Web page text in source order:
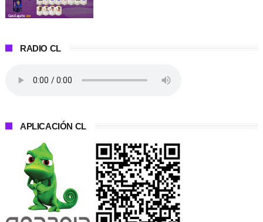
RADIO CL
APLICACIÓN CL